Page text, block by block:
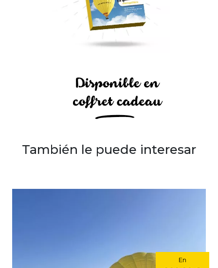
También le puede interesar
En